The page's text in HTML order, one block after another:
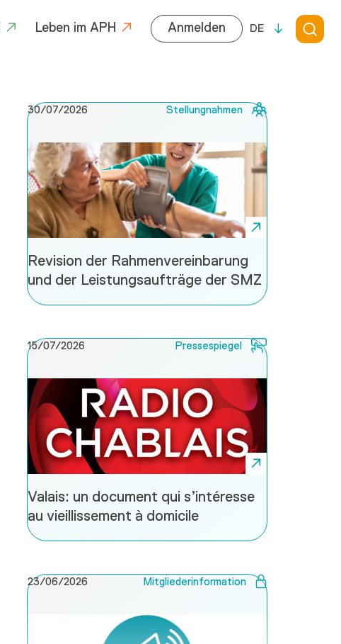
Leben im APH Anmelden DE
30/07/2026 Stellungnahmen
Revision der Rahmenvereinbarung
und der Leistungsaufträge der SMZ
15/07/2026 Pressespiegel
Valais: un document qui s’intéresse
au vieillissement à domicile
23/06/2026 Mitgliederinformation